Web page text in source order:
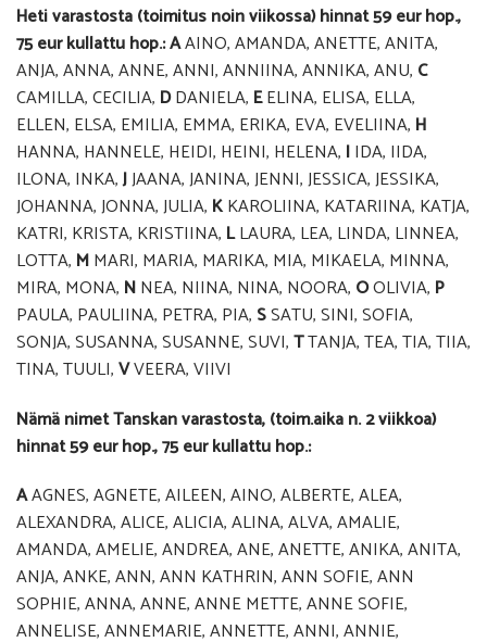
Heti varastosta (toimitus noin viikossa) hinnat 59 eur hop.,
75 eur kullattu hop.:AAINO, AMANDA, ANETTE, ANITA,
ANJA, ANNA, ANNE, ANNI, ANNIINA, ANNIKA, ANU, C
CAMILLA, CECILIA, DDANIELA, EELINA, ELISA, ELLA,
ELLEN, ELSA, EMILIA, EMMA, ERIKA, EVA, EVELIINA, H
HANNA, HANNELE, HEIDI, HEINI, HELENA, IIDA, IIDA,
ILONA, INKA,JJAANA, JANINA, JENNI, JESSICA, JESSIKA,
JOHANNA, JONNA, JULIA, KKAROLIINA, KATARIINA, KATJA,
KATRI, KRISTA, KRISTIINA, LLAURA, LEA, LINDA, LINNEA,
LOTTA, MMARI, MARIA, MARIKA, MIA, MIKAELA, MINNA,
MIRA, MONA, NNEA, NIINA, NINA, NOORA, OOLIVIA, P
PAULA, PAULIINA, PETRA, PIA, SSATU, SINI, SOFIA,
SONJA, SUSANNA, SUSANNE, SUVI,TTANJA, TEA, TIA, TIIA,
TINA, TUULI,VVEERA, VIIVI
Nämä nimet Tanskan varastosta, (toim.aika n. 2 viikkoa)
hinnat59 eur hop., 75 eur kullattu hop.:
AAGNES, AGNETE, AILEEN, AINO, ALBERTE, ALEA,
ALEXANDRA, ALICE, ALICIA, ALINA, ALVA, AMALIE,
AMANDA, AMELIE, ANDREA, ANE, ANETTE, ANIKA, ANITA,
ANJA, ANKE, ANN, ANN KATHRIN, ANN SOFIE, ANN
SOPHIE, ANNA, ANNE, ANNE METTE, ANNE SOFIE,
ANNELISE, ANNEMARIE, ANNETTE, ANNI, ANNIE,